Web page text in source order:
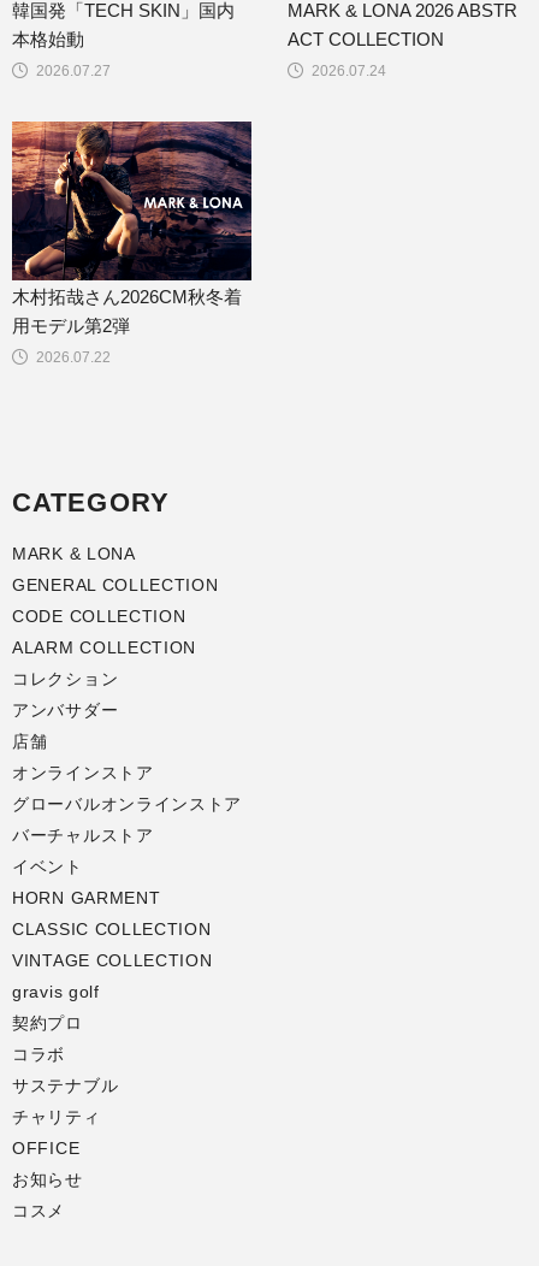
2026.07.27
韓国発「TECH SKIN」国内
本格始動
2026.07.24
MARK & LONA 2026 ABSTR
ACT COLLECTION
2026.07.22
木村拓哉さん2026CM秋冬着
用モデル第2弾
CATEGORY
MARK & LONA
GENERAL COLLECTION
CODE COLLECTION
ALARM COLLECTION
コレクション
アンバサダー
店舗
オンラインストア
グローバルオンラインストア
バーチャルストア
イベント
HORN GARMENT
CLASSIC COLLECTION
VINTAGE COLLECTION
gravis golf
契約プロ
コラボ
サステナブル
チャリティ
OFFICE
お知らせ
コスメ